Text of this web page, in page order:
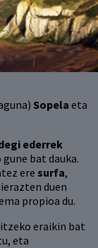
Sopela eta
ederrek
bat dauka.
ere surfa,
duen
propioa du.
eraikin bat
eta